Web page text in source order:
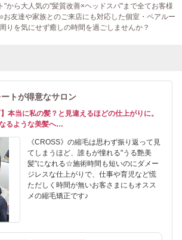
"から大人気の"髪質改善×ヘッドスパ"まで全てお客様
お友達や家族とのご来店にも対応した個室・ペアルー
りを気にせず癒しの時間を過ごしませんか？
トが得意なサロン
本当に私の髪？と見違えるほどの仕上がりに。
るような美髪へ…
《CROSS》の縮毛は思わず振り返って見
てしまうほど、誰もが憧れる"うる艶美
髪"になれる☆施術時間も短いのにダメー
ジレスな仕上がりで、仕事や育児など慌
ただしく時間が無いお客さまにもオスス
メの縮毛矯正です♪